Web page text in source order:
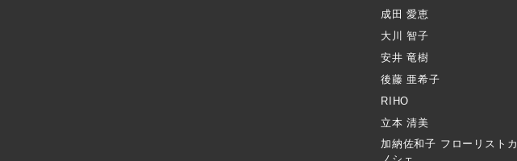
成田 愛恵
大川 智子
安井 竜樹
後藤 亜希子
RIHO
立本 清美
加納佐和子 フローリストカ